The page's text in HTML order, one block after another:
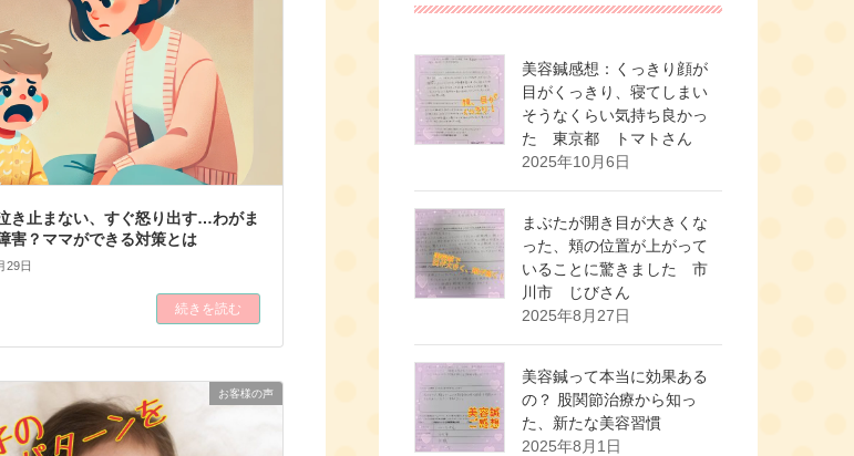
き止まない、すぐ怒り出す…わがま
害？ママができる対策とは
29日
続きを読む
お客様の声
美容鍼感想：くっきり顔が
目がくっきり、寝てしまい
そうなくらい気持ち良かっ
た 東京都 トマトさん
2025年10月6日
まぶたが開き目が大きくな
った、頬の位置が上がって
いることに驚きました 市
川市 じびさん
2025年8月27日
美容鍼って本当に効果ある
の？ 股関節治療から知っ
た、新たな美容習慣
2025年8月1日